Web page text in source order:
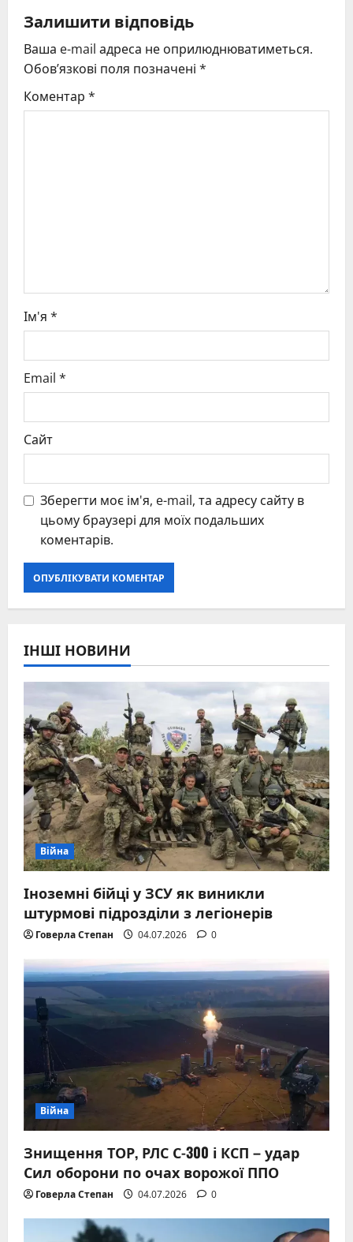
v
i
g
Залишити відповідь
Ваша e-mail адреса не оприлюднюватиметься.
Обов’язкові поля позначені *
Коментар *
Ім'я *
Email *
Сайт
Зберегти моє ім'я, e-mail, та адресу сайту в
цьому браузері для моїх подальших
коментарів.
ІНШІ НОВИНИ
Війна
Іноземні бійці у ЗСУ як виникли
штурмові підрозділи з легіонерів
Говерла Степан 04.07.2026 0
Війна
Знищення ТОР, РЛС С-300 і КСП – удар
Сил оборони по очах ворожої ППО
Говерла Степан 04.07.2026 0